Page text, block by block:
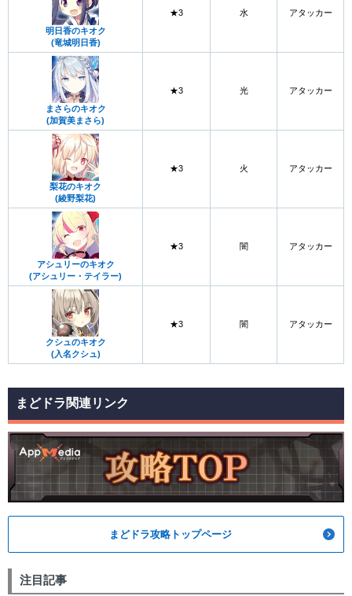
明日香のキオク
(竜城明日香)
★3 水 アタッカー
まさらのキオク
(加賀美まさら)
★3 光 アタッカー
梨花のキオク
(綾野梨花)
★3 火 アタッカー
アシュリーのキオク
(アシュリー・テイラー)
★3 闇 アタッカー
クシュのキオク
(入名クシュ)
★3 闇 アタッカー
まどドラ関連リンク
まどドラ攻略トップページ
注目記事